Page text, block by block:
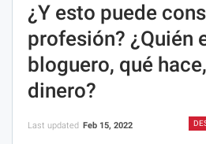
¿Y esto puede
profesión? ¿Quién
bloguero, qué
dinero?
Last updated Feb 15, 2022